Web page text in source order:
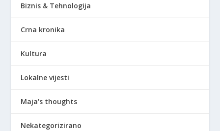
Biznis & Tehnologija
Crna kronika
Kultura
Lokalne vijesti
Maja's thoughts
Nekategorizirano